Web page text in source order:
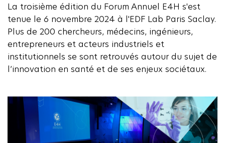
La troisième édition du Forum Annuel E4H s'est
tenue le 6 novembre 2024 à l'EDF Lab Paris Saclay.
Plus de 200 chercheurs, médecins, ingénieurs,
entrepreneurs et acteurs industriels et
institutionnels se sont retrouvés autour du sujet de
l’innovation en santé et de ses enjeux sociétaux.